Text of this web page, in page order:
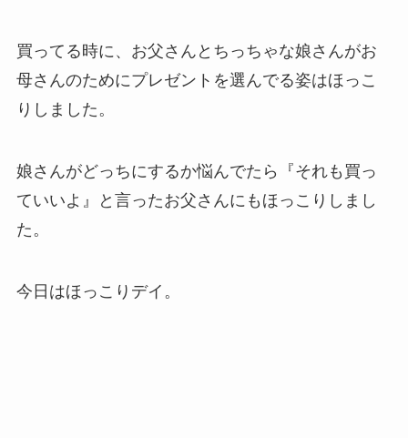
買ってる時に、お父さんとちっちゃな娘さんがお
母さんのためにプレゼントを選んでる姿はほっこ
りしました。
娘さんがどっちにするか悩んでたら『それも買っ
ていいよ』と言ったお父さんにもほっこりしまし
た。
今日はほっこりデイ。